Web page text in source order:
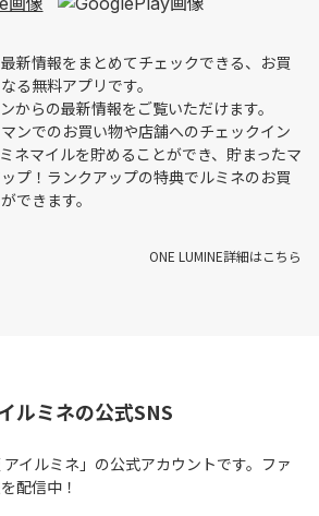
新情報をまとめてチェックできる、お買
る無料アプリです。
からの最新情報をご覧いただけます。
ンでのお買い物や店舗へのチェックイン
ネマイルを貯めることができ、貯まったマ
プ！ランクアップの特典でルミネのお買
できます。
ONE LUMINE詳細はこちら
ルミネの公式SNS
アイルミネ」の公式アカウントです。ファ
配信中！